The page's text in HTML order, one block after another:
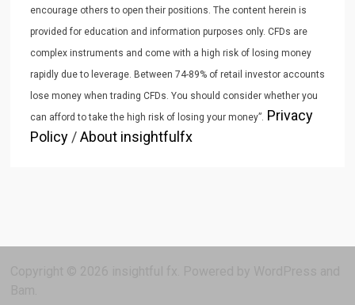
encourage others to open their positions. The content herein is
provided for education and information purposes only. CFDs are
complex instruments and come with a high risk of losing money
rapidly due to leverage. Between 74-89% of retail investor accounts
lose money when trading CFDs. You should consider whether you
can afford to take the high risk of losing your money”. Privacy
Policy/About insightfulfx